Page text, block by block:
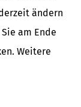
ändern
am Ende
Weitere
komplett